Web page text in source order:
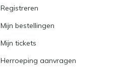
Registreren
Mijn bestellingen
Mijn tickets
Herroeping aanvragen